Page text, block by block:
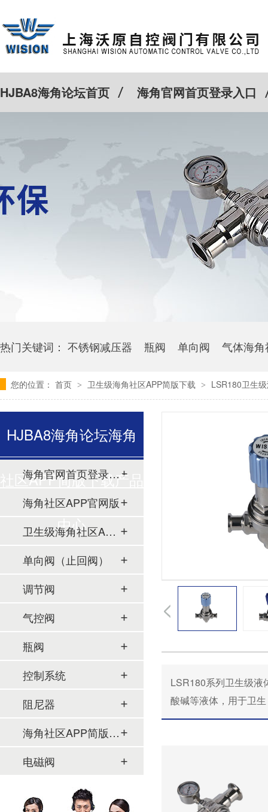
HJBA8海角论坛首页 海角官网首页登录入口
热门关键词： 不锈钢减压器 瓶阀 单向阀 气体海
您的位置： 首页 > 卫生级海角社区APP简版下载 > LSR180卫生
LSR180系列卫生级液体海
酸碱等液体， 用于卫生
HJBA8海角论坛海角
社区APP简版下载产品
中心
海角官网首页登录入口
海角社区APP官网版
卫生级海角社区APP简版下载
单向阀（止回阀）
调节阀
气控阀
瓶阀
控制系统
阻尼器
海角社区APP简版下载及管件
电磁阀